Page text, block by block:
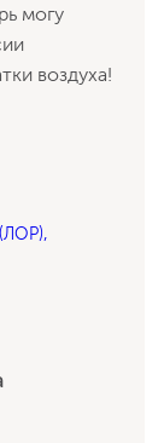
могу
воздуха!